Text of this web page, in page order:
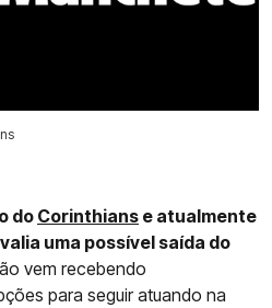
doCorinthians e atualmente
uma possível saída do
vem recebendo
para seguir atuando na